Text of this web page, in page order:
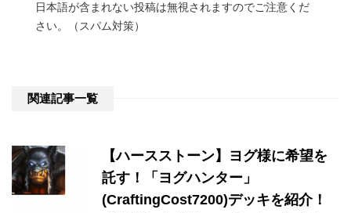
日本語が含まれない投稿は無視されますのでご注意くだ
さい。（スパム対策）
関連記事一覧
【ハースストーン】ヨグ様に希望を
託す！「ヨグハンター」
(CraftingCost7200)デッキを紹介！